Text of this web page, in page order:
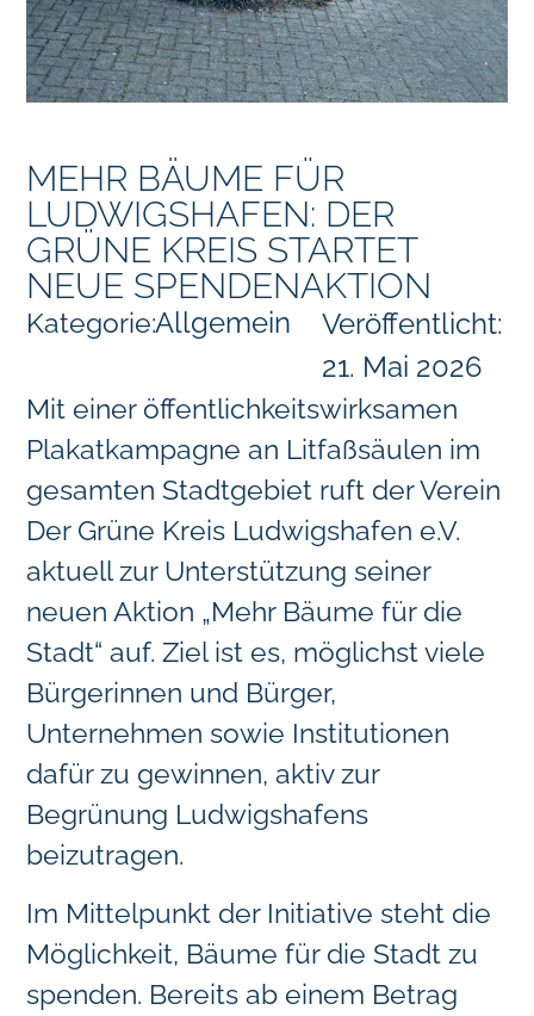
MEHR BÄUME FÜR
LUDWIGSHAFEN: DER
GRÜNE KREIS STARTET
NEUE SPENDENAKTION
Kategorie:Allgemein
Veröffentlicht:
21. Mai 2026
Mit einer öffentlichkeitswirksamen
Plakatkampagne an Litfaßsäulen im
gesamten Stadtgebiet ruft der Verein
Der Grüne Kreis Ludwigshafen e.V.
aktuell zur Unterstützung seiner
neuen Aktion „Mehr Bäume für die
Stadt“ auf. Ziel ist es, möglichst viele
Bürgerinnen und Bürger,
Unternehmen sowie Institutionen
dafür zu gewinnen, aktiv zur
Begrünung Ludwigshafens
beizutragen.
Im Mittelpunkt der Initiative steht die
Möglichkeit, Bäume für die Stadt zu
spenden. Bereits ab einem Betrag